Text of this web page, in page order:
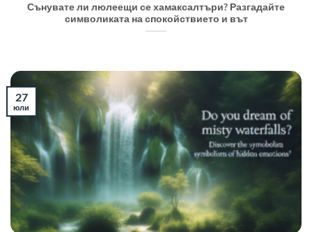
Сънувате ли люлеещи се хамаксалтъри? Разгадайте
символиката на спокойствието и вът
27
юли